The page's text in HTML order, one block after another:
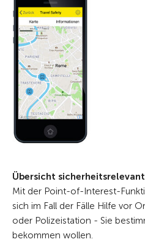
Übersicht
Mit der Point-of-Interest-
sich im Fall der Fälle Hilfe vor
oder Polizeistation - Sie
bekommen wollen.